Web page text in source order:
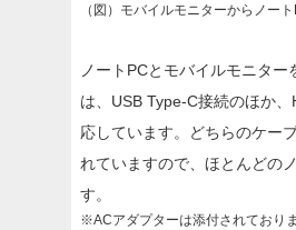
（図）モバイルモニターからノー
ノートPCとモバイルモニター
は、USB Type-C接続のほか
応しています。どちらのケー
れていますので、ほとんどの
す。
※ACアダプターは添付されておりま